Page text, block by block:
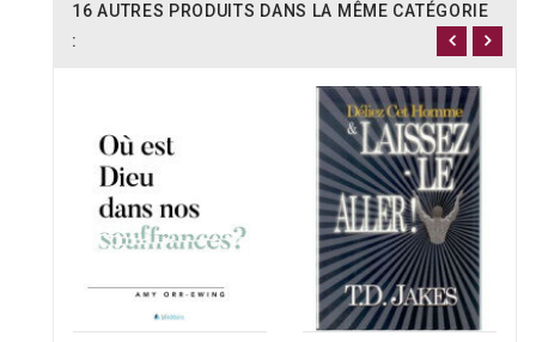
16 AUTRES PRODUITS DANS LA MÊME CATÉGORIE
: